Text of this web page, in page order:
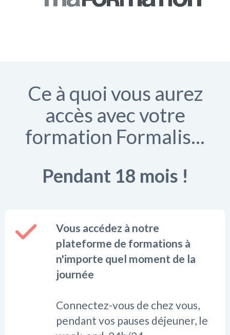
Ce à quoi vous aurez
accès avec votre
formation Formalis...
Pendant 18 mois !
Vous accédez à notre
plateforme de formations à
n'importe quel moment de la
journée
Connectez-vous de chez vous,
pendant vos pauses déjeuner, le